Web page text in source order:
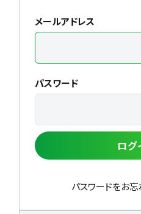
メールアドレス
パスワード
ログ
パスワードをお